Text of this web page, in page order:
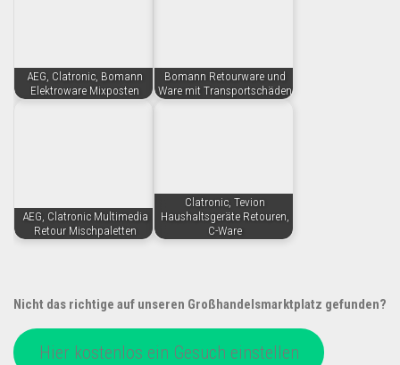
AEG, Clatronic, Bomann
Elektroware Mixposten
Bomann Retourware und
Ware mit Transportschäden
AEG, Clatronic Multimedia
Retour Mischpaletten
Clatronic, Tevion
Haushaltsgeräte Retouren,
C-Ware
Nicht das richtige auf unseren Großhandelsmarktplatz gefunden?
Hier kostenlos ein Gesuch einstellen